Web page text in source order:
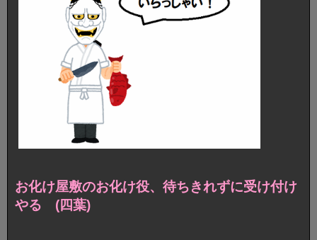
お化け屋敷のお化け役、待ちきれずに受け付け
やる (四葉)